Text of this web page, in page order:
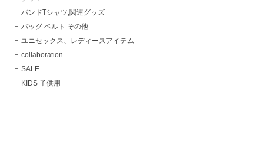
バンドTシャツ,関連グッズ
バッグ ベルト その他
ユニセックス、レディースアイテム
collaboration
SALE
KIDS 子供用